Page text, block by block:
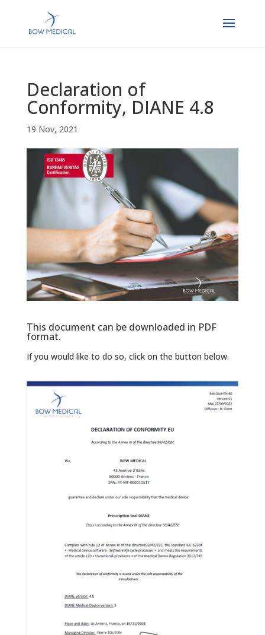
Declaration of
Conformity, DIANE 4.8
19 Nov, 2021
This document can be downloaded in PDF
format.
If you would like to do so, click on the button below.